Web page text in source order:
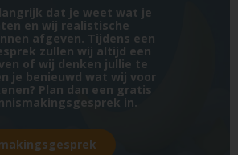
dat je weet wat je
en wij realistische
afgeven. Tijdens een
zullen wij altijd een
of wij denken jullie te
je benieuwd wat wij voor
Plan dan een gratis
in.